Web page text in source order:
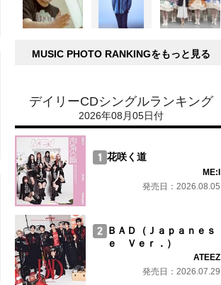
MUSIC PHOTO RANKINGをもっと見る
デイリーCDシングルランキング
2026年08月05日付
花咲く道
ME:I
発売日：2026.08.05
ＢＡＤ（Ｊａｐａｎｅｓ
ｅ Ｖｅｒ．）
ATEEZ
発売日：2026.07.29